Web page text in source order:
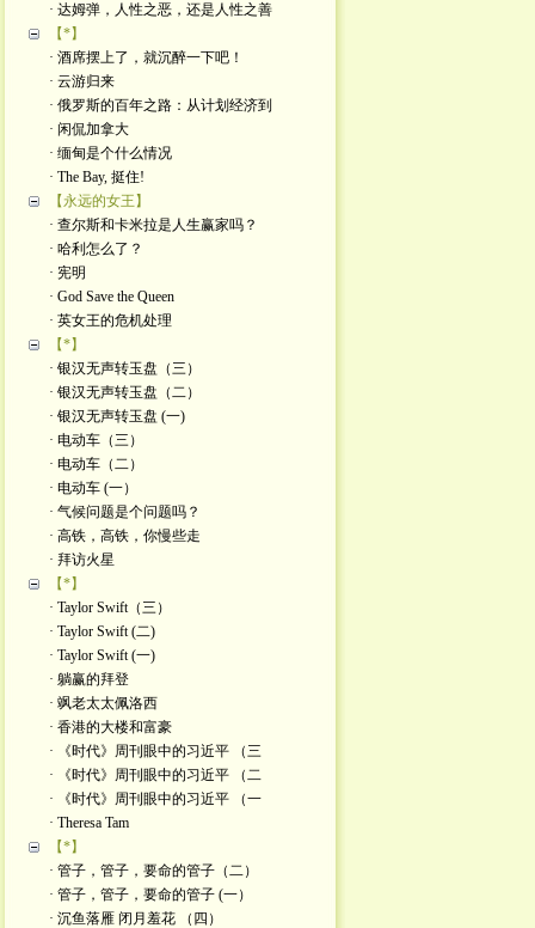
· 达姆弹，人性之恶，还是人性之善
【*】
· 酒席摆上了，就沉醉一下吧！
· 云游归来
· 俄罗斯的百年之路：从计划经济到
· 闲侃加拿大
· 缅甸是个什么情况
· The Bay, 挺住!
【永远的女王】
· 查尔斯和卡米拉是人生赢家吗？
· 哈利怎么了？
· 宪明
· God Save the Queen
· 英女王的危机处理
【*】
· 银汉无声转玉盘（三）
· 银汉无声转玉盘（二）
· 银汉无声转玉盘 (一)
· 电动车（三）
· 电动车（二）
· 电动车 (一）
· 气候问题是个问题吗？
· 高铁，高铁，你慢些走
· 拜访火星
【*】
· Taylor Swift（三）
· Taylor Swift (二)
· Taylor Swift (一)
· 躺赢的拜登
· 飒老太太佩洛西
· 香港的大楼和富豪
· 《时代》周刊眼中的习近平 （三
· 《时代》周刊眼中的习近平 （二
· 《时代》周刊眼中的习近平 （一
· Theresa Tam
【*】
· 管子，管子，要命的管子（二）
· 管子，管子，要命的管子 (一）
· 沉鱼落雁 闭月羞花 （四）